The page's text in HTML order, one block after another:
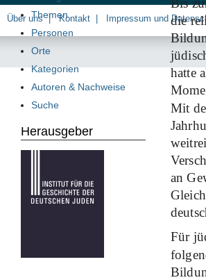
Bis
die
hatte
Mit
an
Für
Themen
Personen
Orte
Kategorien
Autoren & Nachweise
Suche
Herausgeber
Über uns Kontakt Impressum und